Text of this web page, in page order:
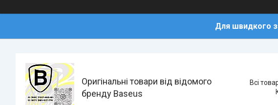
Для швидкого
Оригінальні товари від відомого
бренду Baseus
Всі